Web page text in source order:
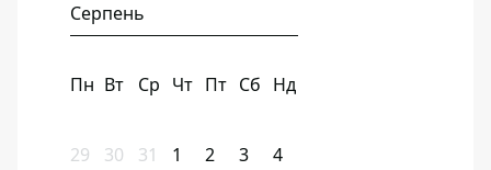
Серпень
Пн Вт Ср Чт Пт Сб Нд
29 30 31 1 2 3 4